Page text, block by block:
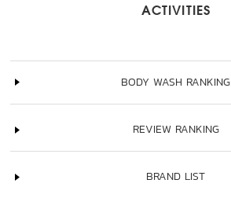
ACTIVITIES
BODY WASH RANKING
REVIEW RANKING
BRAND LIST